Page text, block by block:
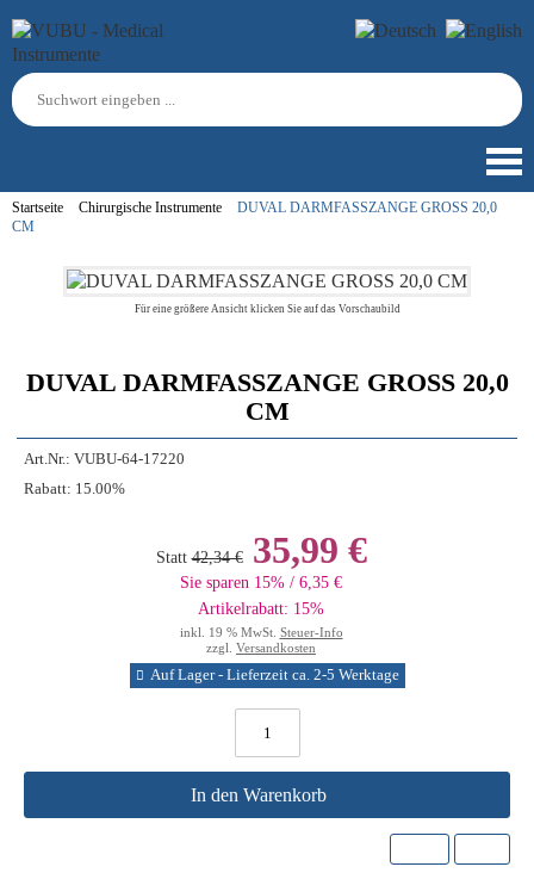
Startseite Chirurgische Instrumente
DUVAL DARMFASSZANGE GROSS 20,0
CM
Für eine größere Ansicht klicken Sie auf das Vorschaubild
DUVAL DARMFASSZANGE GROSS 20,0
CM
Art.Nr.: VUBU-64-17220
Rabatt: 15.00%
Statt 42,34 €35,99 €
Sie sparen 15% / 6,35 €
Artikelrabatt: 15%
inkl. 19 % MwSt. Steuer-Info
zzgl. Versandkosten
Auf Lager - Lieferzeit ca. 2-5 Werktage
In den Warenkorb